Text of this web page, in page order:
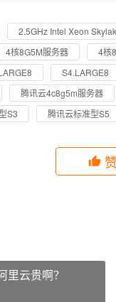
2.5GHz Intel Xeon
4核8G5M服务器 4核
S4.LARGE8
腾讯云4c8g5m服务器
S3 腾讯云标准型S5
云贵啊？